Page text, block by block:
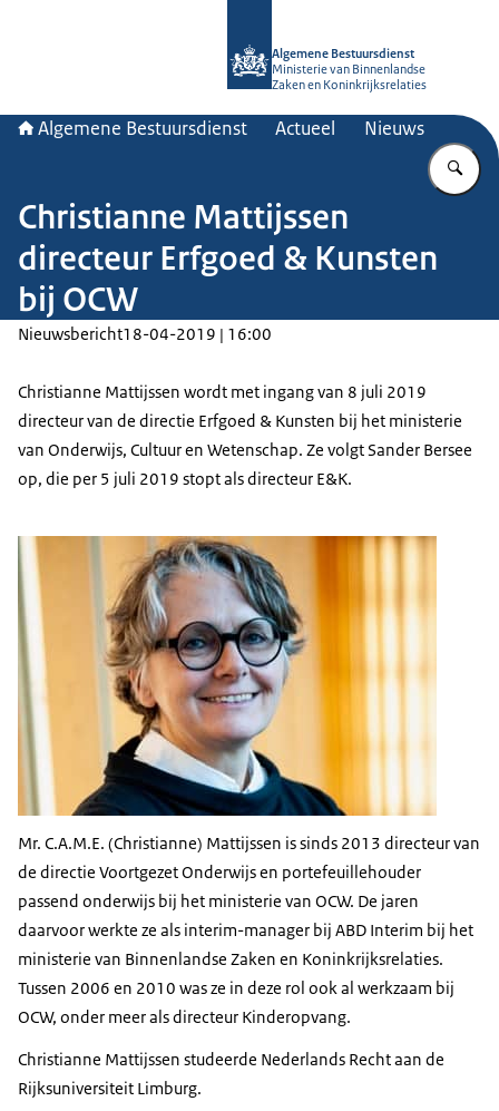
Algemene Bestuursdienst
Ministerie van Binnenlandse
Zaken en Koninkrijksrelaties
Algemene Bestuursdienst Actueel Nieuws
Christianne Mattijssen
directeur Erfgoed & Kunsten
bij OCW
Nieuwsbericht18-04-2019 | 16:00
Christianne Mattijssen wordt met ingang van 8 juli 2019
directeur van de directie Erfgoed & Kunsten bij het ministerie
van Onderwijs, Cultuur en Wetenschap. Ze volgt Sander Bersee
op, die per 5 juli 2019 stopt als directeur E&K.
Mr. C.A.M.E. (Christianne) Mattijssen is sinds 2013 directeur van
de directie Voortgezet Onderwijs en portefeuillehouder
passend onderwijs bij het ministerie van OCW. De jaren
daarvoor werkte ze als interim-manager bij ABD Interim bij het
ministerie van Binnenlandse Zaken en Koninkrijksrelaties.
Tussen 2006 en 2010 was ze in deze rol ook al werkzaam bij
OCW, onder meer als directeur Kinderopvang.
Christianne Mattijssen studeerde Nederlands Recht aan de
Rijksuniversiteit Limburg.